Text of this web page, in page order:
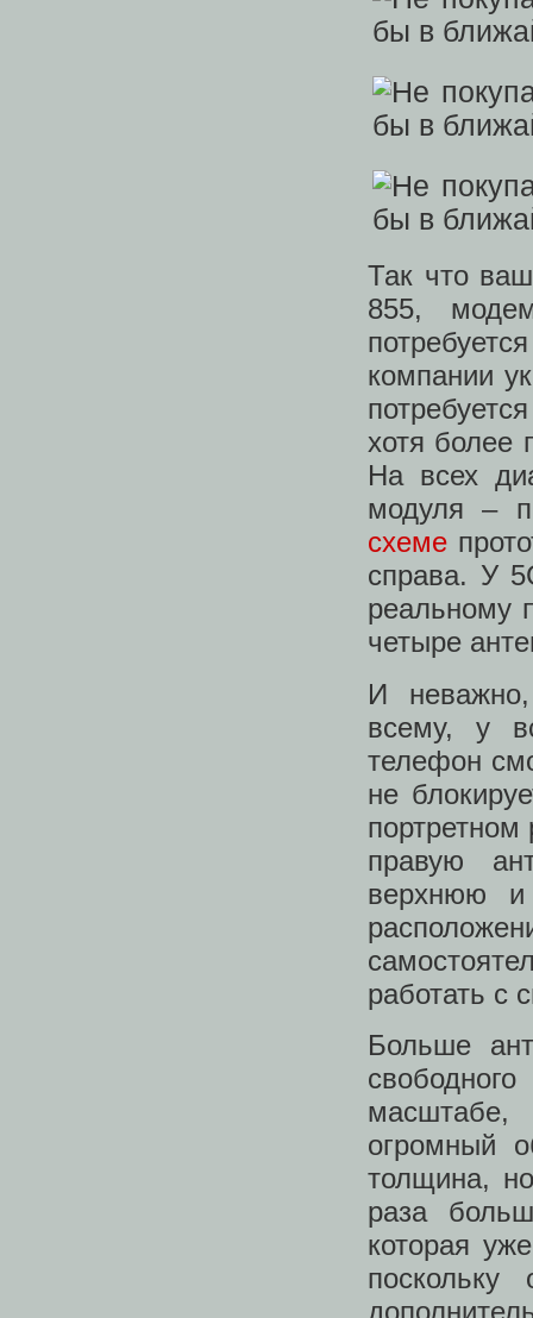
Так что
855,
компании
хотя более
На всех
модуля –
схеме
справа. У
реальному
четыре
И
всему, у
телефон
не
правую
верхнюю
работать с
Больше
огромный
толщина,
раза
которая